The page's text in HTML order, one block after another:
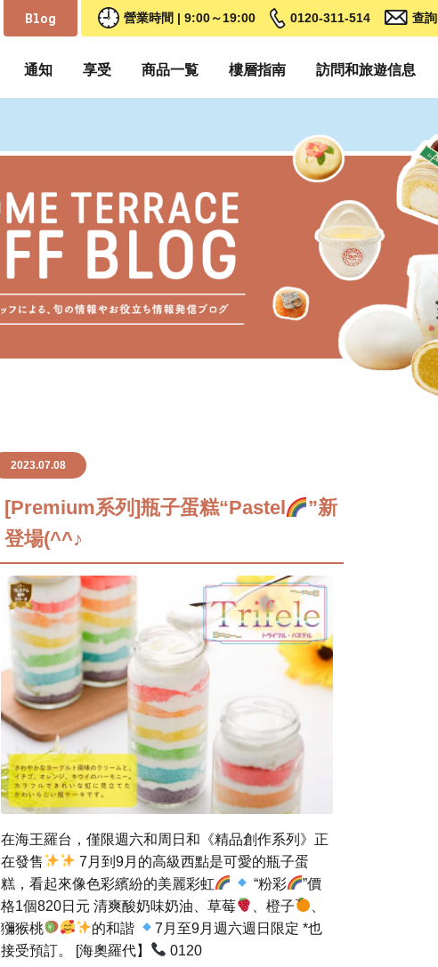
Blog 營業時間 | 9:00～19:00 0120-311-514 查詢
通知 享受 商品一覧 樓層指南 訪問和旅遊信息
2023.07.08
[Premium系列]瓶子蛋糕“Pastel
”新
登場(^^♪
在海王羅台，僅限週六和周日和《精品創作系列》正
在發售
7月到9月的高級西點是可愛的瓶子蛋
糕，看起來像色彩繽紛的美麗彩虹
“粉彩
”價
格1個820日元 清爽酸奶味奶油、草莓
、橙子
獼猴桃
的和諧
7月至9月週六週日限定 *也
接受預訂。 [海奧羅代】
0120